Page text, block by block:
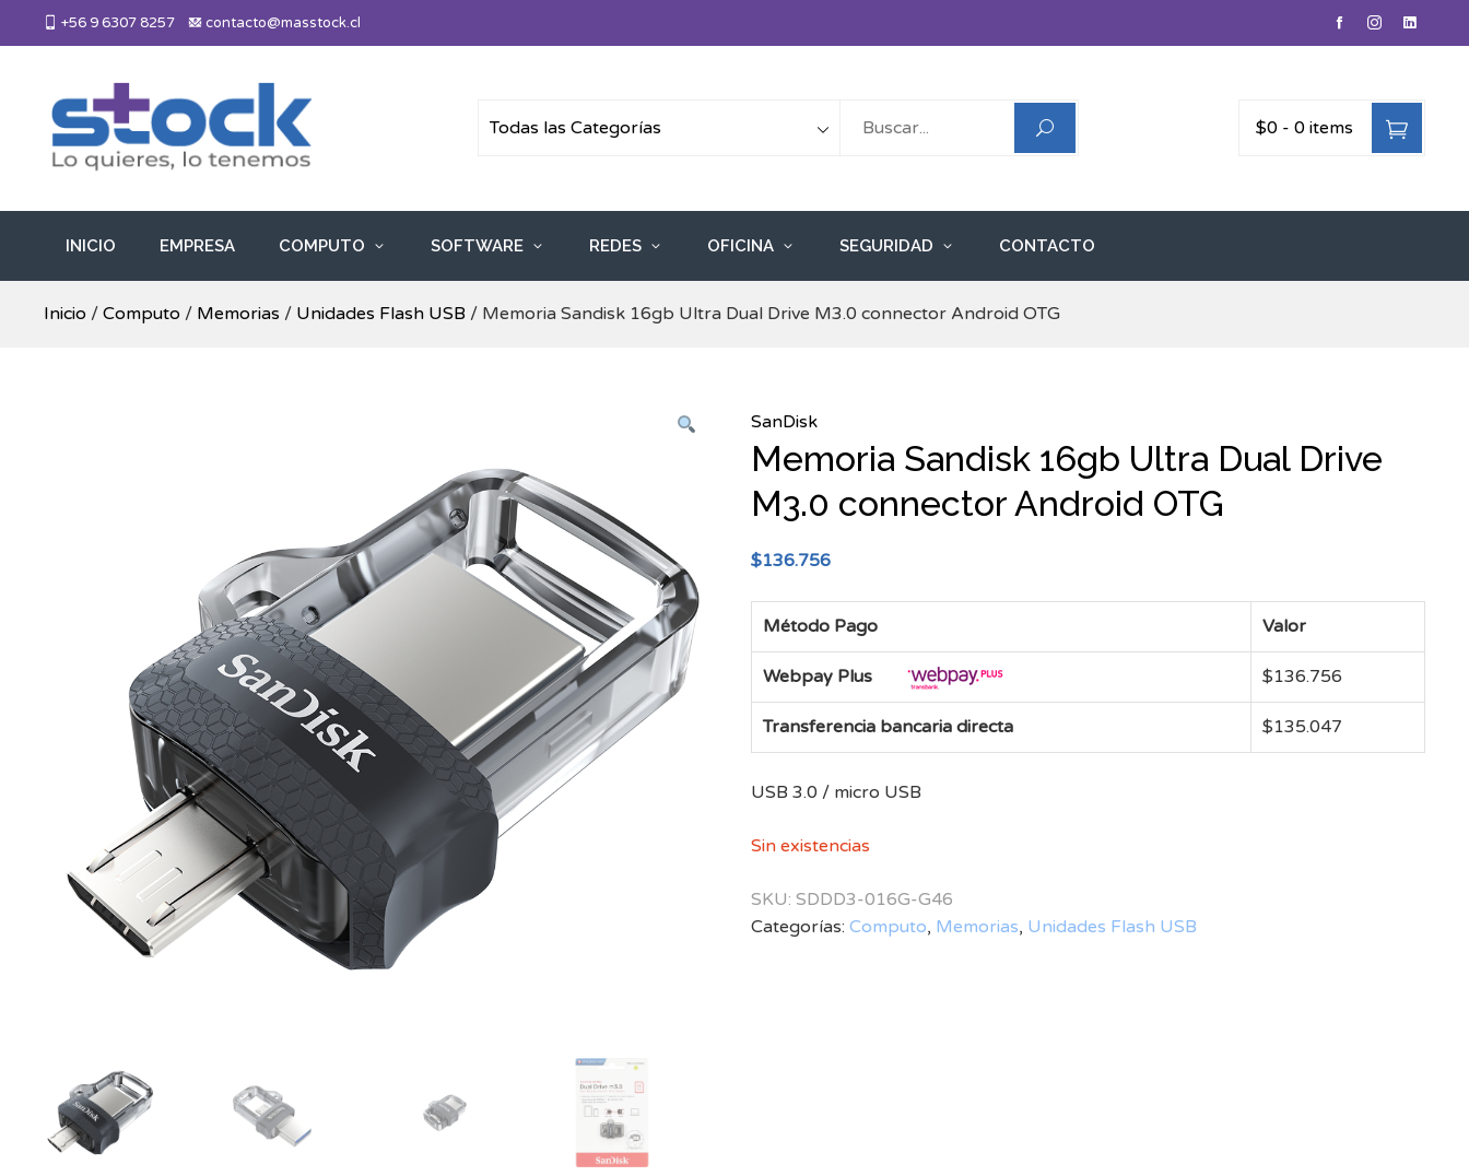
+56 9 6307 8257 contacto@masstock.cl
Más Stock
$0 - 0 items
INICIO EMPRESA COMPUTO SOFTWARE REDES OFICINA SEGURIDAD CONTACTO
Inicio / Computo / Memorias / Unidades Flash USB / Memoria Sandisk 16gb Ultra Dual Drive M3.0 connector Android OTG
SanDisk
Memoria Sandisk 16gb Ultra Dual Drive
M3.0 connector Android OTG
$136.756
Método Pago Valor
Webpay Plus $136.756
Transferencia bancaria directa $135.047
USB 3.0 / micro USB
Sin existencias
SKU: SDDD3-016G-G46
Categorías: Computo, Memorias, Unidades Flash USB